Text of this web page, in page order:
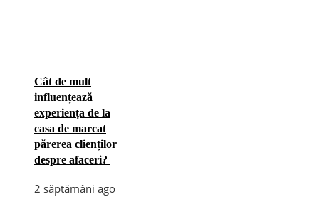
Cât de mult
influențează
experiența de la
casa de marcat
părerea clienților
despre afaceri?
2 săptămâni ago